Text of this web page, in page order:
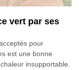
vert par ses
pour
est une bonne
insupportable.